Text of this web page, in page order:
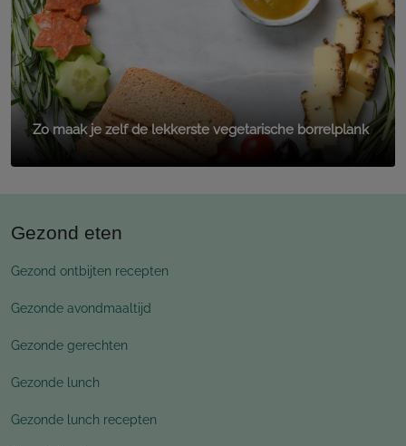
Zo maak je zelf de lekkerste vegetarische borrelplank
Gezond eten
Gezond ontbijten recepten
Gezonde avondmaaltijd
Gezonde gerechten
Gezonde lunch
Gezonde lunch recepten